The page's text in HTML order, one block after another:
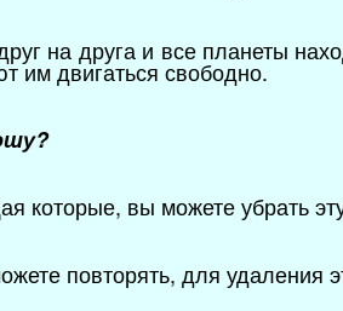
на друга и все планеты
им двигаться свободно.
которые, вы можете убрать
повторять, для удаления